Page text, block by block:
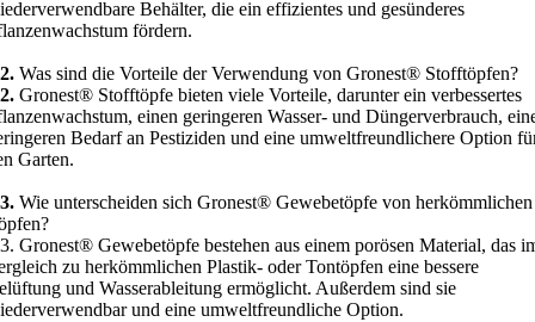
Behälter, die ein effizientes und gesünderes
fördern.
Was sind die Vorteile der Verwendung von Gronest® Stofftöpfen?
Gronest® Stofftöpfe bieten viele Vorteile, darunter ein verbessertes
einen geringeren Wasser- und Düngerverbrauch,
Bedarf an Pestiziden und eine umweltfreundlichere Option
Garten.
Wie unterscheiden sich Gronest® Gewebetöpfe von herkömmlichen
Gronest® Gewebetöpfe bestehen aus einem porösen Material, das
zu herkömmlichen Plastik- oder Tontöpfen eine bessere
und Wasserableitung ermöglicht. Außerdem sind sie
und eine umweltfreundliche Option.